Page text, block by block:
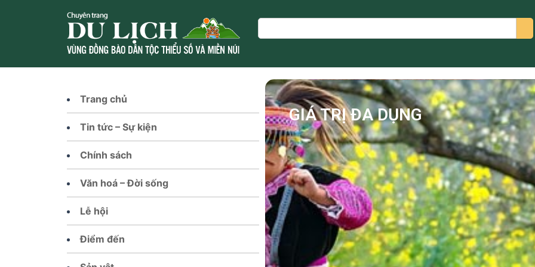
Search
Trang chủ
Tin tức – Sự kiện
Chính sách
Văn hoá – Đời sống
Lễ hội
Điểm đến
GIÁ TRỊ ĐA DỤNG